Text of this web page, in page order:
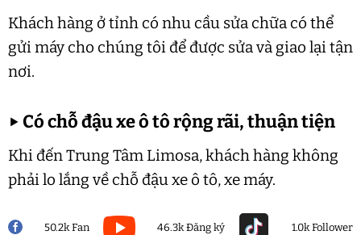
Khách hàng ở tỉnh có nhu cầu sửa chữa có thể
gửi máy cho chúng tôi để được sửa và giao lại tận
nơi.
▶ Có chỗ đậu xe ô tô rộng rãi, thuận tiện
Khi đến Trung Tâm Limosa, khách hàng không
phải lo lắng về chỗ đậu xe ô tô, xe máy.
50.2k Fan 46.3k Đăng ký 1.0k Follower